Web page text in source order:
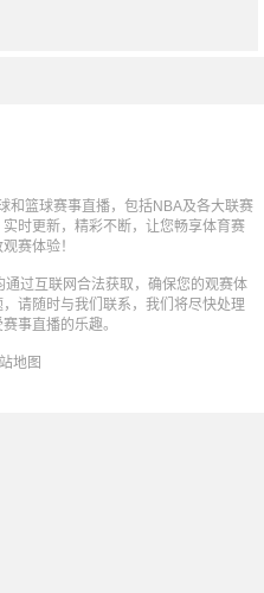
和篮球赛事直播，包括NBA及各大联赛
实时更新，精彩不断，让您畅享体育赛
赛体验！
过互联网合法获取，确保您的观赛体
请随时与我们联系，我们将尽快处理
事直播的乐趣。
地图